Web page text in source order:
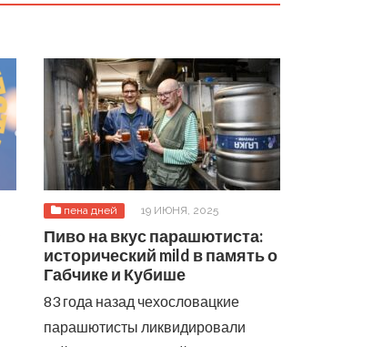
пена дней 19 ИЮНЯ, 2025
Пиво на вкус парашютиста:
исторический mild в память о
Габчике и Кубише
83 года назад чехословацкие
парашютисты ликвидировали